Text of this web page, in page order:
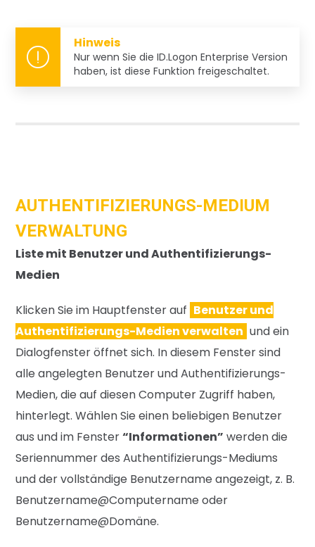
Hinweis
Nur wenn Sie die ID.Logon Enterprise Version
haben, ist diese Funktion freigeschaltet.
AUTHENTIFIZIERUNGS-MEDIUM
VERWALTUNG
Liste mit Benutzer und Authentifizierungs-
Medien
Klicken Sie im Hauptfenster auf Benutzer und
Authentifizierungs-Medien verwalten und ein
Dialogfenster öffnet sich. Indiesem Fenster sind
alle angelegten Benutzer und Authentifizierungs-
Medien, die aufdiesen Computer Zugriff haben,
hinterlegt.Wählen Sie einen beliebigen Benutzer
ausund im Fenster“Informationen” werden die
Seriennummer des Authentifizierungs-Mediums
und der vollständige Benutzername angezeigt, z. B.
Benutzername@Computername oder
Benutzername@Domäne.